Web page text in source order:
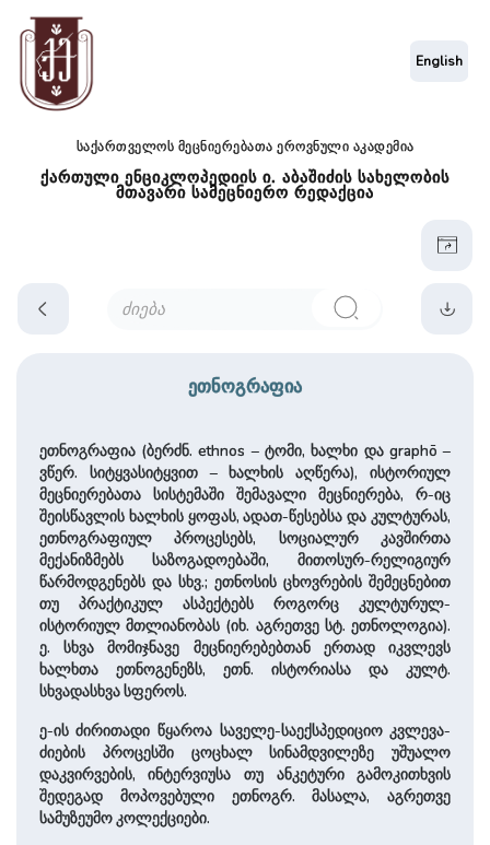
საქართველოს მეცნიერებათა ეროვნული აკადემია
ქართული ენციკლოპედიის ი. აბაშიძის სახელობის
მთავარი სამეცნიერო რედაქცია
English
ეთნოგრაფია
ეთნოგრაფია (ბერძნ. ethnos – ტომი, ხალხი და graphō –
ვწერ. სიტყვასიტყვით – ხალხის აღწერა), ისტორიულ
მეცნიერებათა სისტემაში შემავალი მეცნიერება, რ-იც
შეისწავლის ხალხის ყოფას, ადათ-წესებსა და კულტურას,
ეთნოგრაფიულ პროცესებს, სოციალურ კავშირთა
მექანიზმებს საზოგადოებაში, მითოსურ-რელიგიურ
წარმოდგენებს და სხვ.; ეთნოსის ცხოვრების შემეცნებით
თუ პრაქტიკულ ასპექტებს როგორც კულტურულ-
ისტორიულ მთლიანობას (იხ. აგრეთვე სტ. ეთნოლოგია).
ე. სხვა მომიჯნავე მეცნიერებებთან ერთად იკვლევს
ხალხთა ეთნოგენეზს, ეთნ. ისტორიასა და კულტ.
სხვადასხვა სფეროს.
ე-ის ძირითადი წყაროა საველე-საექსპედიციო კვლევა-
ძიების პროცესში ცოცხალ სინამდვილეზე უშუალო
დაკვირვების, ინტერვიუსა თუ ანკეტური გამოკითხვის
შედეგად მოპოვებული ეთნოგრ. მასალა, აგრეთვე
სამუზეუმო კოლექციები.